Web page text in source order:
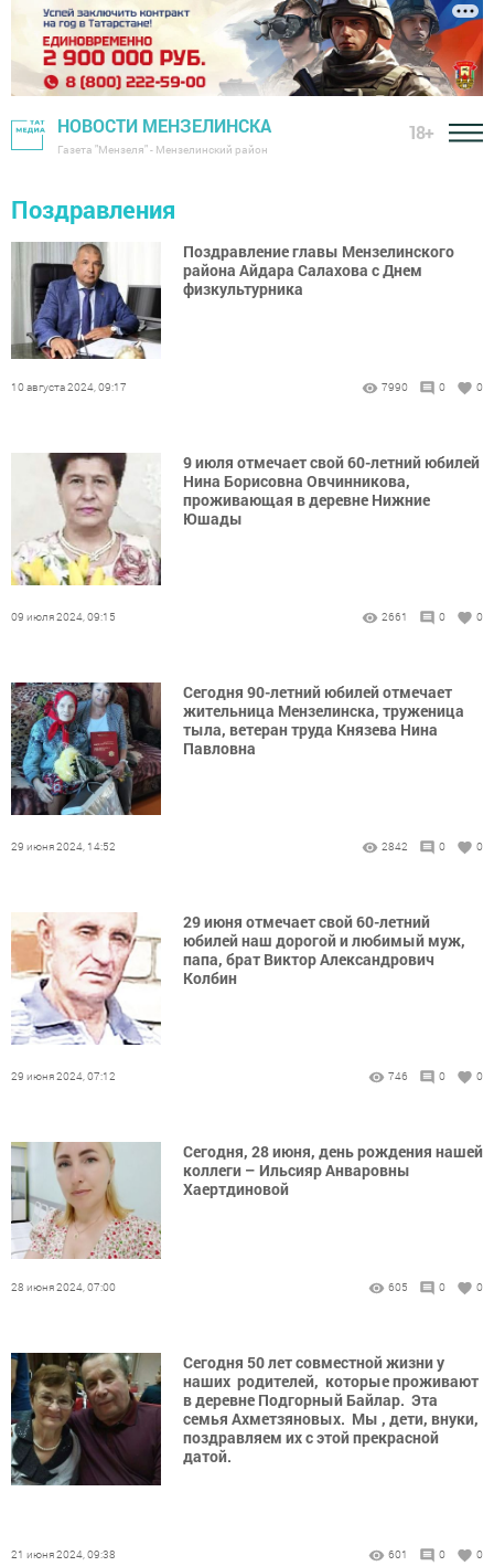
НОВОСТИ МЕНЗЕЛИНСКА
Газета "Мензеля" - Мензелинский район
18+
Поздравления
Поздравление главы Мензелинского
района Айдара Салахова с Днем
физкультурника
10 августа 2024, 09:17 7990 0 0
9 июля отмечает свой 60-летний юбилей
Нина Борисовна Овчинникова,
проживающая в деревне Нижние
Юшады
09 июля 2024, 09:15 2661 0 0
Сегодня 90-летний юбилей отмечает
жительница Мензелинска, труженица
тыла, ветеран труда Князева Нина
Павловна
29 июня 2024, 14:52 2842 0 0
29 июня отмечает свой 60-летний
юбилей наш дорогой и любимый муж,
папа, брат Виктор Александрович
Колбин
29 июня 2024, 07:12 746 0 0
Сегодня, 28 июня, день рождения нашей
коллеги – Ильсияр Анваровны
Хаертдиновой
28 июня 2024, 07:00 605 0 0
Сегодня 50 лет совместной жизни у
наших родителей, которые проживают
в деревне Подгорный Байлар. Эта
семья Ахметзяновых. Мы , дети, внуки,
поздравляем их с этой прекрасной
датой.
21 июня 2024, 09:38 601 0 0